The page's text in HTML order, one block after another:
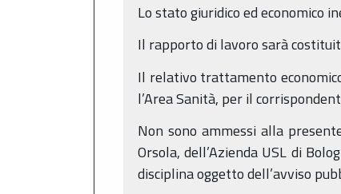
Lo stato giuridico ed economico
Il rapporto di lavoro sarà
Il relativo trattamento
l’Area Sanità, per il
Non sono ammessi alla
Orsola, dell’Azienda USL di
disciplina oggetto dell’avviso